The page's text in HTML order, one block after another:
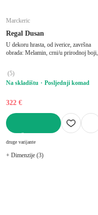
Marckeric
Regal Dusan
U dekoru hrasta, od iverice, završna
obrada: Melamin, crni/u prirodnoj boji,
(5)
Na skladištu
Posljednji komad
322 €
druge varijante
+ Dimenzije (3)